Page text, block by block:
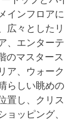
インフロアに
広々としたリ
、エンターテ
のマスタース
ア、ウォーク
らしい眺めの
置し、クリス
ッピング、